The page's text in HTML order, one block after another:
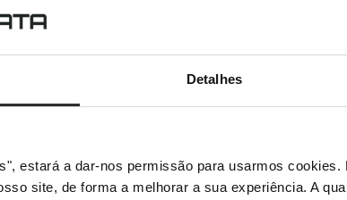
Detalhes
estará a dar-nos permissão para usarmos
site, de forma a melhorar a sua experiência. A